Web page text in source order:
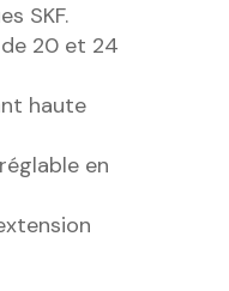
SKF.
20 et 24
haute
en